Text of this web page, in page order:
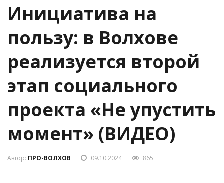
Инициатива на
пользу: в Волхове
реализуется второй
этап социального
проекта «Не упустить
момент» (ВИДЕО)
Автор: ПРО-ВОЛХОВ 09.10.2024 865